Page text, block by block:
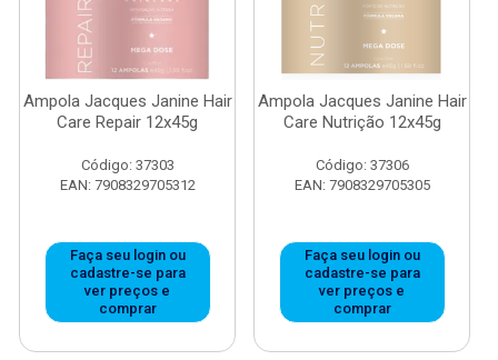
Ampola Jacques Janine Hair
Care Repair 12x45g
Código: 37303
EAN: 7908329705312
Faça seu login ou
cadastre-se para
ver preços e
comprar
Ampola Jacques Janine Hair
Care Nutrição 12x45g
Código: 37306
EAN: 7908329705305
Faça seu login ou
cadastre-se para
ver preços e
comprar